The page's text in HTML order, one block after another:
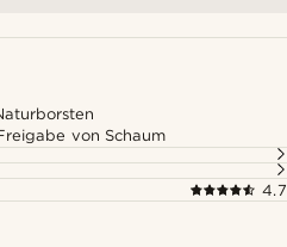
von Schaum
4.7